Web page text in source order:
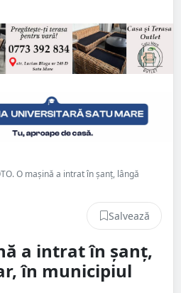
O mașină a intrat în șanț, lângă
Salvează
a intrat în șanț,
în municipiul